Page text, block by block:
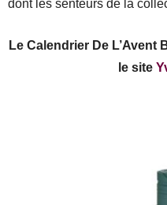
dont les senteurs de la
Le Calendrier De L’Avent
le site